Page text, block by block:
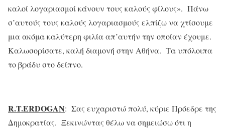
καλοί λογαριασμοί κάνουν τους καλούς φίλους». Πάνω
σ’αυτούς τους καλούς λογαριασμούς ελπίζω να χτίσουμε
μια ακόμα καλύτερη φιλία απ’αυτήν την οποίαν έχουμε.
Καλωσορίσατε, καλή διαμονή στην Αθήνα. Τα υπόλοιπα
το βράδυ στο δείπνο.
R.T.ERDOGAN: Σας ευχαριστώ πολύ, κύριε Πρόεδρε της
Δημοκρατίας. Ξεκινώντας θέλω να σημειώσω ότι η